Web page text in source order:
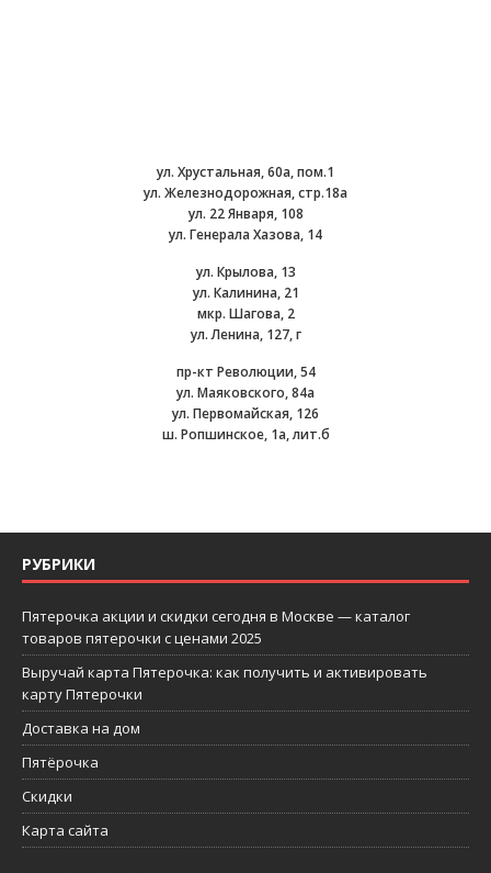
ул. Хрустальная, 60а, пом.1
ул. Железнодорожная, стр.18а
ул. 22 Января, 108
ул. Генерала Хазова, 14
ул. Крылова, 13
ул. Калинина, 21
мкр. Шагова, 2
ул. Ленина, 127, г
пр-кт Революции, 54
ул. Маяковского, 84а
ул. Первомайская, 126
ш. Ропшинское, 1а, лит.б
РУБРИКИ
Пятерочка акции и скидки сегодня в Москве — каталог
товаров пятерочки с ценами 2025
Выручай карта Пятерочка: как получить и активировать
карту Пятерочки
Доставка на дом
Пятёрочка
Скидки
Карта сайта